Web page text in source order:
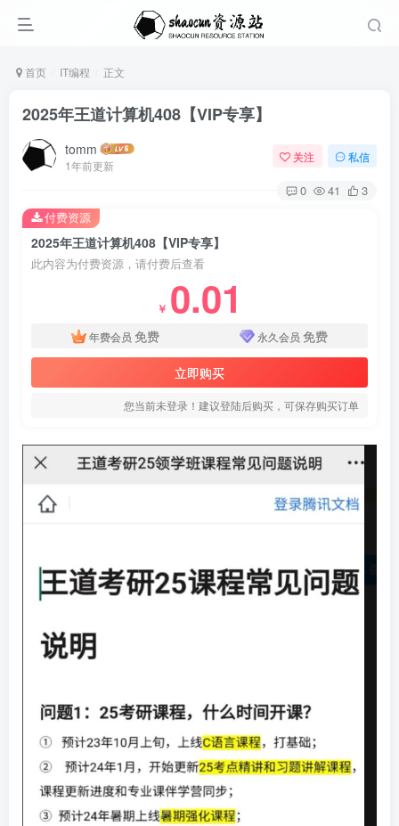
首页 IT编程 正文
2025年王道计算机408【VIP专享】
tomm
1年前更新
关注 私信
0 41 3
2025年王道计算机408【VIP专享】
此内容为付费资源，请付费后查看
￥ 0.01
年费会员 免费 永久会员 免费
立即购买
您当前未登录！建议登陆后购买，可保存购买订单
付费资源